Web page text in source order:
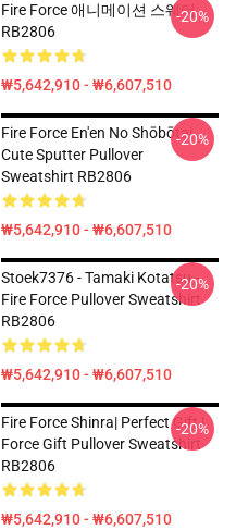
Fire Force 애니메이션 스웨터
RB2806
₩5,642,910 - ₩6,607,510
-20%
Fire Force En'en No Shōbōtai
Cute Sputter Pullover
Sweatshirt RB2806
₩5,642,910 - ₩6,607,510
-20%
Stoek7376 - Tamaki Kotatsu -
Fire Force Pullover Sweatshirt
RB2806
₩5,642,910 - ₩6,607,510
-20%
Fire Force Shinra| Perfect Gift |
Force Gift Pullover Sweatshirt
RB2806
₩5,642,910 - ₩6,607,510
-20%